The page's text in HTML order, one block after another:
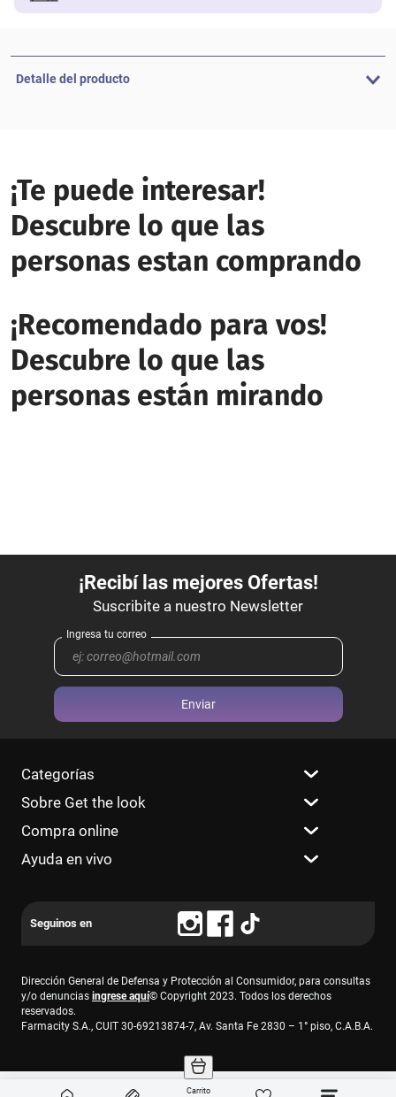
Carrito
Detalle del producto
¡Te puede interesar!
Descubre lo que las
personas estan comprando
¡Recomendado para vos!
Descubre lo que las
personas están mirando
Enviar
Categorías
Sobre Get the look
Compra online
Ayuda en vivo
Dirección General de Defensa y Protección al Consumidor, para consultas
y/o denuncias ingrese aquí© Copyright 2023. Todos los derechos
reservados.
Farmacity S.A., CUIT 30-69213874-7, Av. Santa Fe 2830 – 1° piso, C.A.B.A.